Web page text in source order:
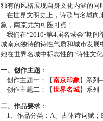
独有的风格展现自身文化内涵的
在世界文明史上，诗歌与名城向
象，南京尤为可圈可点！
我们在“2010•第4届名城会”期
城南京独特的诗性气质和城市发
她在世界名城中标志性的“诗性文
一、创作主题 ：
创作主题一：【南京印象】系列
创作主题二：【世界名城】系列
二、作品要求 ：
1、作品分类：A、古体诗词赋；